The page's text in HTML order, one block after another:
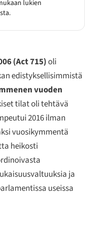
lukien
(Act 715)oli
edistyksellisimmistä
vuoden
tilat oli tehtävä
2016 ilman
vuosikymmentä
heikosti
ja
useissa